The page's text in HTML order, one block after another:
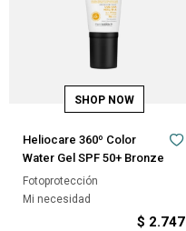
Heliocare 360º Color
Water Gel SPF 50+ Bronze
Fotoprotección
Mi necesidad
$ 2.747